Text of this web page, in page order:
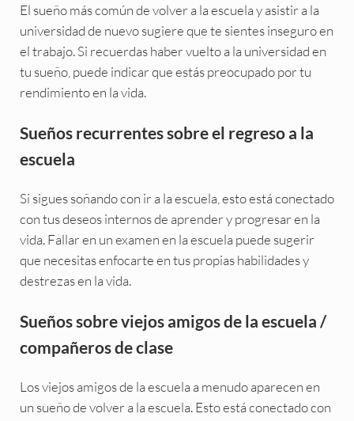
El sueño más común de volver a la escuela y asistir a la
universidad de nuevo sugiere que te sientes inseguro en
el trabajo. Si recuerdas haber vuelto a la universidad en
tu sueño, puede indicar que estás preocupado por tu
rendimiento en la vida.
Sueños recurrentes sobre el regreso a la
escuela
Si sigues soñando con ir a la escuela, esto está conectado
con tus deseos internos de aprender y progresar en la
vida. Fallar en un examen en la escuela puede sugerir
que necesitas enfocarte en tus propias habilidades y
destrezas en la vida.
Sueños sobre viejos amigos de la escuela /
compañeros de clase
Los viejos amigos de la escuela a menudo aparecen en
un sueño de volver a la escuela. Esto está conectado con